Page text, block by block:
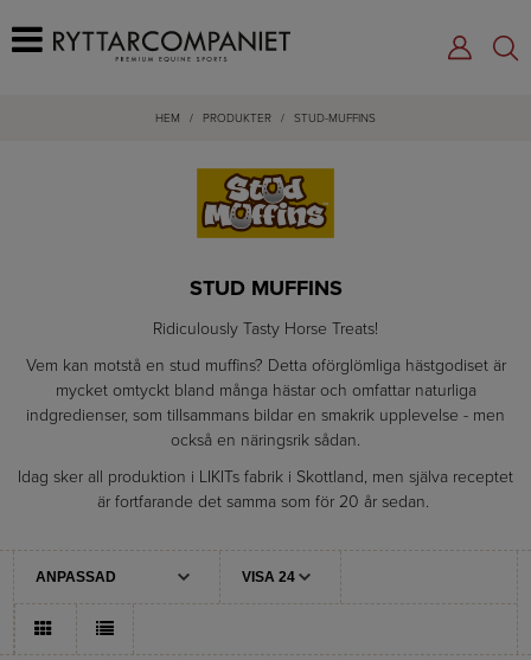
HEM / PRODUKTER / STUD-MUFFINS
STUD MUFFINS
Ridiculously Tasty Horse Treats!
Vem kan motstå en stud muffins? Detta oförglömliga hästgodiset är
mycket omtyckt bland många hästar och omfattar naturliga
indgredienser, som tillsammans bildar en smakrik upplevelse - men
också en näringsrik sådan.
Idag sker all produktion i LIKITs fabrik i Skottland, men själva receptet
är fortfarande det samma som för 20 år sedan.